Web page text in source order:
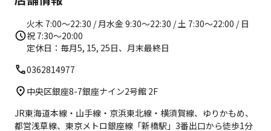
・フェイスタオル 1枚
・ウェア上下
・ピラティスソックス
火木 7:00〜22:30 / 月水金 9:30〜22:30 / 土 7:30〜22:00 / 日
祝 7:30〜20:00
定休日：毎月5, 15, 25日、月末最終日
0362814977
中央区銀座8-7銀座ナイン2号館 2F
JR東海道本線・山手線・京浜東北線・横須賀線、ゆりかもめ、
都営浅草線、東京メトロ銀座線「新橋駅」3番出口から徒歩1分